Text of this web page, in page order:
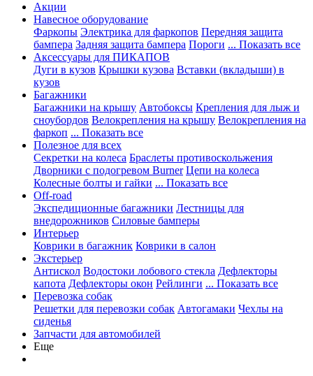
Акции
Навесное оборудование
Фаркопы Электрика для фаркопов Передняя защита
бампера Задняя защита бампера Пороги ... Показать все
Аксессуары для ПИКАПОВ
Дуги в кузов Крышки кузова Вставки (вкладыши) в
кузов
Багажники
Багажники на крышу Автобоксы Крепления для лыж и
сноубордов Велокрепления на крышу Велокрепления на
фаркоп ... Показать все
Полезное для всех
Секретки на колеса Браслеты противоскольжения
Дворники с подогревом Burner Цепи на колеса
Колесные болты и гайки ... Показать все
Off-road
Экспедиционные багажники Лестницы для
внедорожников Силовые бамперы
Интерьер
Коврики в багажник Коврики в салон
Экстерьер
Антискол Водостоки лобового стекла Дефлекторы
капота Дефлекторы окон Рейлинги ... Показать все
Перевозка собак
Решетки для перевозки собак Автогамаки Чехлы на
сиденья
Запчасти для автомобилей
Еще